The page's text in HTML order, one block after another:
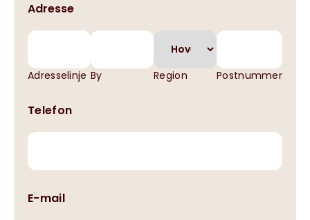
Adresse
Adresselinje By Region Postnummer
Telefon
E-mail